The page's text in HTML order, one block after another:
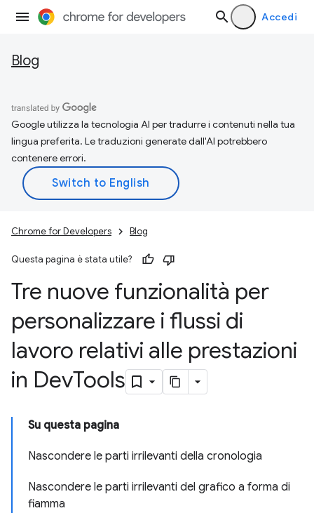
Accedi
Blog
Google utilizza la tecnologia AI per tradurre i contenuti nella tua
lingua preferita. Le traduzioni generate dall'AI potrebbero
contenere errori.
Chrome for Developers Blog
Questa pagina è stata utile?
Tre nuove funzionalità per
personalizzare i flussi di
lavoro relativi alle prestazioni
in DevTools
Su questa pagina
Nascondere le parti irrilevanti della cronologia
Nascondere le parti irrilevanti del grafico a forma di
fiamma